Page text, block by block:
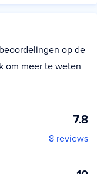
op de
om meer te weten
7.8
8 reviews